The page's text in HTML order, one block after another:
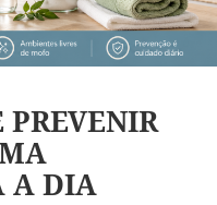
A DIA